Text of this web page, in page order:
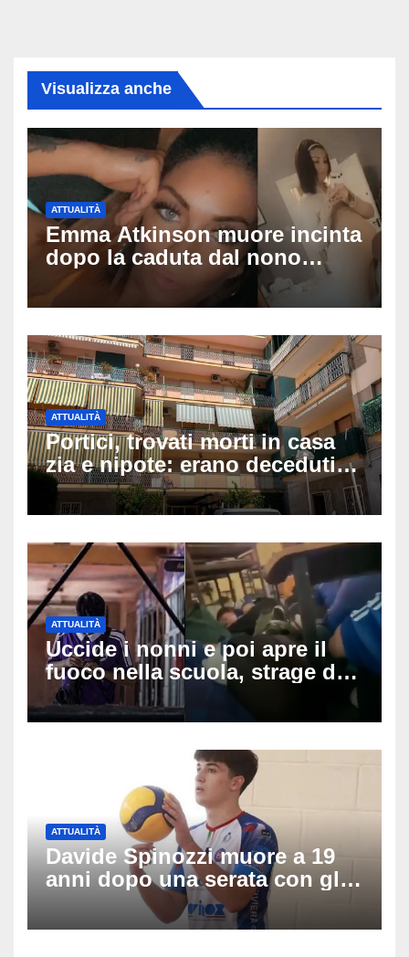
Visualizza anche
ATTUALITÀ
Emma Atkinson muore incinta
dopo la caduta dal nono
piano: la figlia nasce 30
minuti dopo e sta bene
ATTUALITÀ
Portici, trovati morti in casa
zia e nipote: erano deceduti
da giorni, il caldo tra le
ipotesi al vaglio
ATTUALITÀ
Uccide i nonni e poi apre il
fuoco nella scuola, strage di
insegnanti: il possibile
movente dietro il massacro in
ATTUALITÀ
Davide Spinozzi muore a 19
anni dopo una serata con gli
amici: il mistero dello
schianto senza frenata